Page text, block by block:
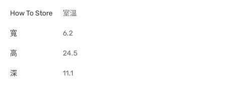
How To Store 室溫
寬 6.2
高 24.5
深 11.1